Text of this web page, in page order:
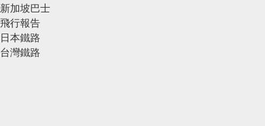
新加坡巴士
飛行報告
日本鐵路
台灣鐵路